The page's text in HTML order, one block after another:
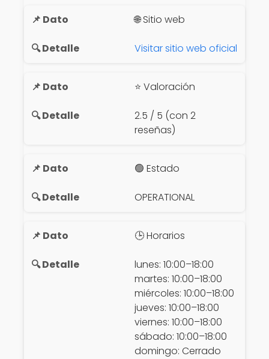
🌐 Sitio web
Visitar sitio web oficial
⭐ Valoración
2.5 / 5 (con 2
reseñas)
🟢 Estado
OPERATIONAL
🕒 Horarios
lunes: 10:00–18:00
martes: 10:00–18:00
miércoles: 10:00–18:00
jueves: 10:00–18:00
viernes: 10:00–18:00
sábado: 10:00–18:00
domingo: Cerrado